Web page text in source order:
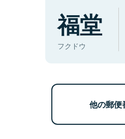
福堂
フクドウ
他の郵便